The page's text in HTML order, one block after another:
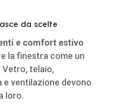
da scelte
e comfort estivo
la finestra come un
telaio,
e ventilazione devono
loro.